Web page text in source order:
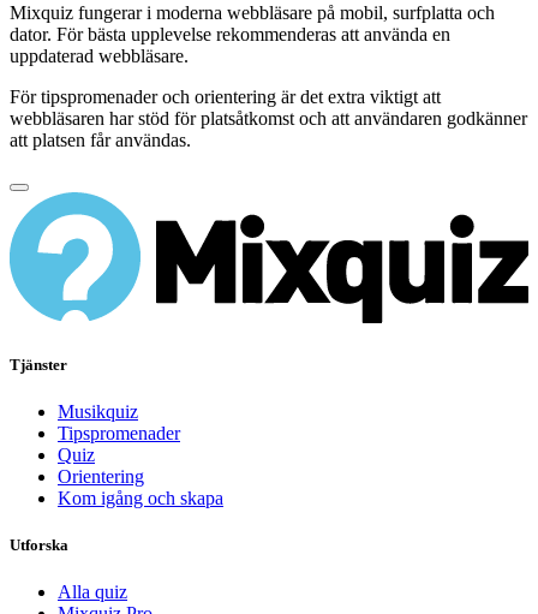
Mixquiz fungerar i moderna webbläsare på mobil, surfplatta och
dator. För bästa upplevelse rekommenderas att använda en
uppdaterad webbläsare.
För tipspromenader och orientering är det extra viktigt att
webbläsaren har stöd för platsåtkomst och att användaren godkänner
att platsen får användas.
Tjänster
Musikquiz
Tipspromenader
Quiz
Orientering
Kom igång och skapa
Utforska
Alla quiz